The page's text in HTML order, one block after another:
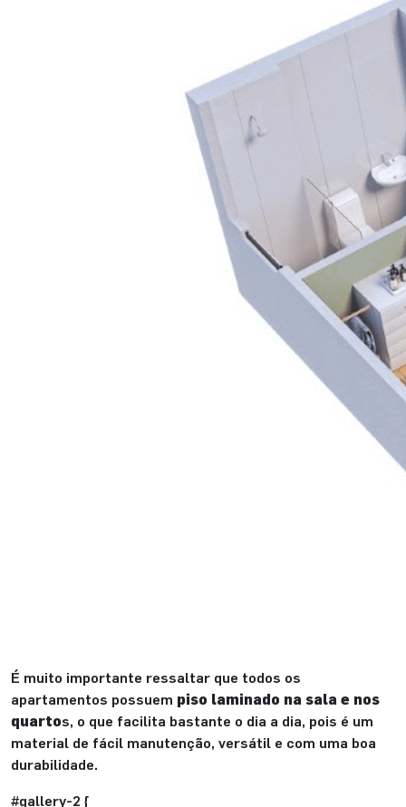
É muito importante ressaltar que todos os
apartamentos possuem piso laminado na sala e nos
quartos, o que facilita bastante o dia a dia, pois é um
material de fácil manutenção, versátil e com uma boa
durabilidade.
#gallery-2 {